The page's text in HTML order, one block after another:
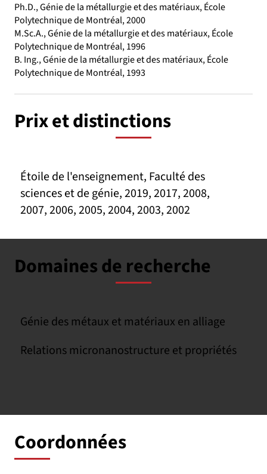
Ph.D., Génie de la métallurgie et des matériaux, École
Polytechnique de Montréal, 2000
M.Sc.A., Génie de la métallurgie et des matériaux, École
Polytechnique de Montréal, 1996
B. Ing., Génie de la métallurgie et des matériaux, École
Polytechnique de Montréal, 1993
Prix et distinctions
Étoile de l'enseignement, Faculté des
sciences et de génie, 2019, 2017, 2008,
2007, 2006, 2005, 2004, 2003, 2002
Domaines de recherche
Génie des métaux et matériaux en alliage
Relations micronanostructure et propriétés
Coordonnées